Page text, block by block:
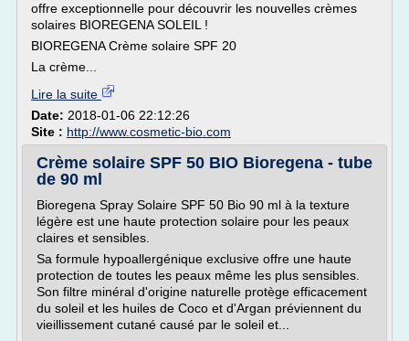
offre exceptionnelle pour découvrir les nouvelles crèmes
solaires BIOREGENA SOLEIL !
BIOREGENA Crème solaire SPF 20
La crème...
Lire la suite
Date: 2018-01-06 22:12:26
Site : http://www.cosmetic-bio.com
Crème solaire SPF 50 BIO Bioregena - tube
de 90 ml
Bioregena Spray Solaire SPF 50 Bio 90 ml à la texture
légère est une haute protection solaire pour les peaux
claires et sensibles.
Sa formule hypoallergénique exclusive offre une haute
protection de toutes les peaux même les plus sensibles.
Son filtre minéral d'origine naturelle protège efficacement
du soleil et les huiles de Coco et d'Argan préviennent du
vieillissement cutané causé par le soleil et...